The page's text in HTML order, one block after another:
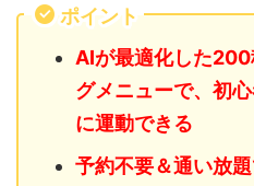
ポイント
AIが最適化した
グメニューで、初
に運動できる
予約不要＆通い放